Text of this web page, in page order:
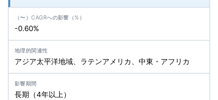
-0.60%
アジア太平洋地域、ラテンアメリカ、中東・アフリカ
長期（4年以上）